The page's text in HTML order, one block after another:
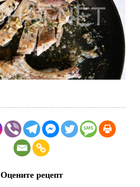
Оцените рецепт